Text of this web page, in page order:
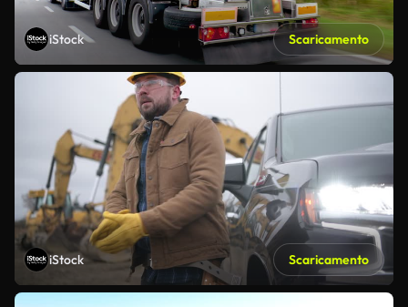
iStock Scaricamento
iStock Scaricamento